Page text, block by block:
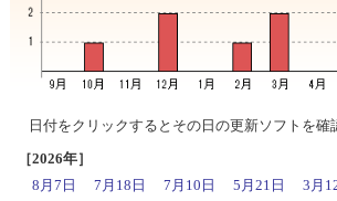
日付をクリックするとその日の更新ソフトを確
［2026年］
8月7日
7月18日 7月10日 5月21日 3月